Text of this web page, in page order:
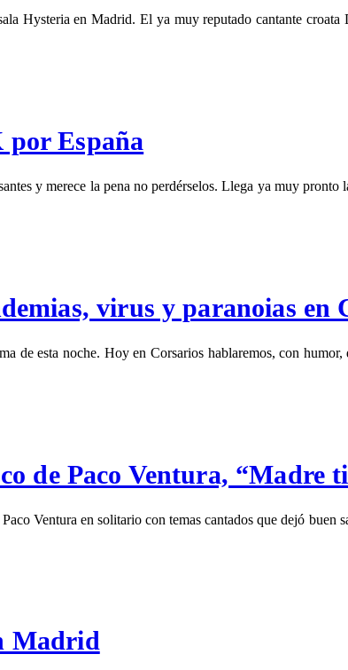
Hysteria en Madrid. El ya muy reputado cantante
España
y merece la pena no perdérselos. Llega ya muy
virus y paranoias en
de esta noche. Hoy en Corsarios hablaremos, con
de Paco Ventura, “Madre
Ventura en solitario con temas cantados que dejó
Madrid